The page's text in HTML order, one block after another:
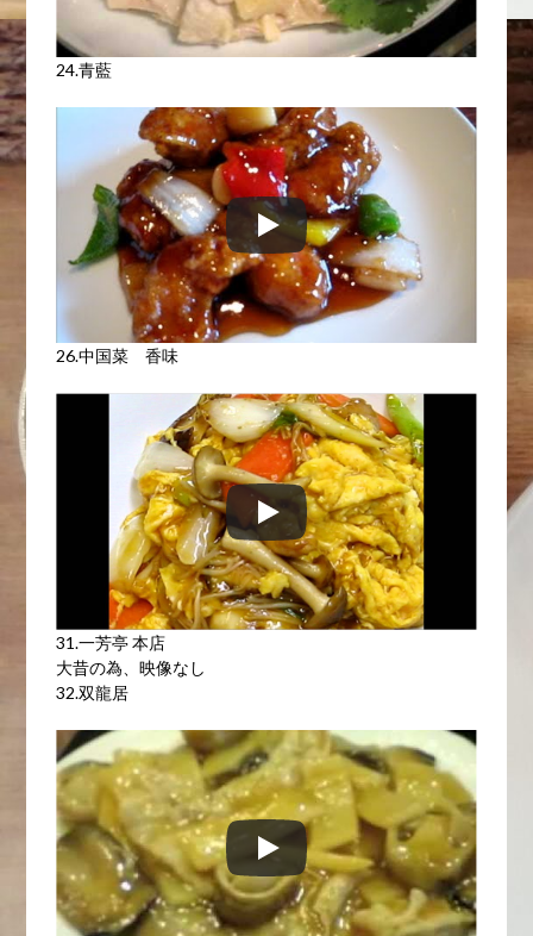
24.青藍
26.中国菜 香味
31.一芳亭 本店
大昔の為、映像なし
32.双龍居